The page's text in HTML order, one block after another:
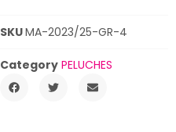
SKUMA-2023/25-GR-4
Category PELUCHES